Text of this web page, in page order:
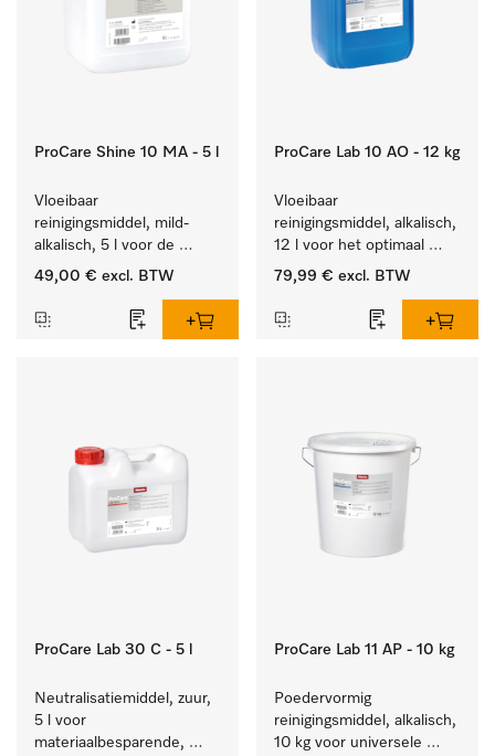
ProCare Shine 10 MA - 5 l
Vloeibaar
reinigingsmiddel, mild-
alkalisch, 5 l voor de
reiniging van lichte
bestek en glazen.
49,00 € excl. BTW
ProCare Lab 10 AO - 12 kg
Vloeibaar
reinigingsmiddel, alkalisch,
12 l voor het optimaal
behandelen van
79,99 € excl. BTW
ProCare Lab 30 C - 5 l
Neutralisatiemiddel, zuur,
5 l voor
materiaalbesparende,
ProCare Lab 11 AP - 10 kg
Poedervormig
reinigingsmiddel, alkalisch,
10 kg voor universele